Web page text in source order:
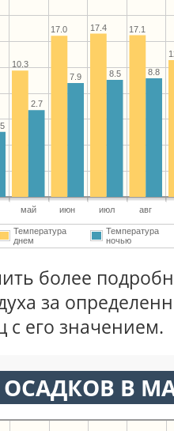
май июн июл авг
17.1
17.4
17.0
10.3
8.8
8.5
7.9
2.7
Температура
днем
Температура
ночью
более
за
с его значением.
В